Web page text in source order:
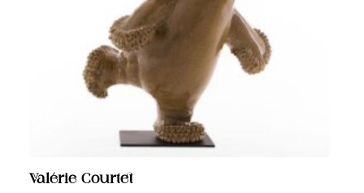
Focus sur quelques artistes
Chambre d’hôtes
Qui & Quoi
Recherche
Valérie Courtet